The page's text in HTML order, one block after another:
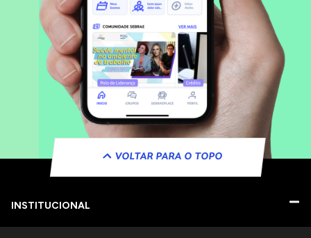
VOLTAR PARA O TOPO
INSTITUCIONAL